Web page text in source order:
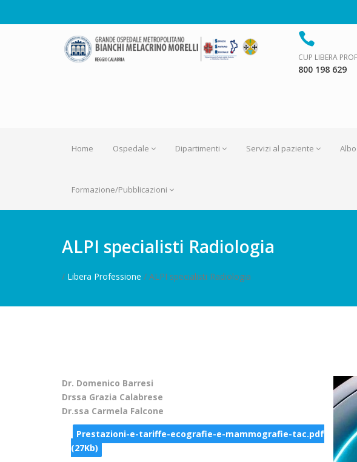
CUP LIBERA
800 198 629
Home Ospedale Dipartimenti Servizi al paziente
Formazione/Pubblicazioni
ALPI specialisti Radiologia
/ Libera Professione / ALPI specialisti Radiologia
Dr. Domenico Barresi
Drssa Grazia Calabrese
Dr.ssa Carmela Falcone
Prestazioni-e-tariffe-ecografie-e-mammografie-tac.pdf
(27Kb)